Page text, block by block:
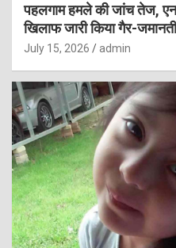
पहलगाम हमले की जांच तेज,
खिलाफ जारी किया गैर-
July 15, 2026 admin